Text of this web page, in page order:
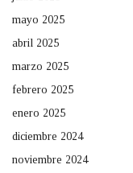
mayo 2025
abril 2025
marzo 2025
febrero 2025
enero 2025
diciembre 2024
noviembre 2024